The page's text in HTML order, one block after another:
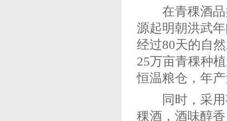
在青稞酒品
源起明朝洪武
经过80天的自
25万亩青稞种
恒温粮仓，年
同时，采用
稞酒，酒味醇